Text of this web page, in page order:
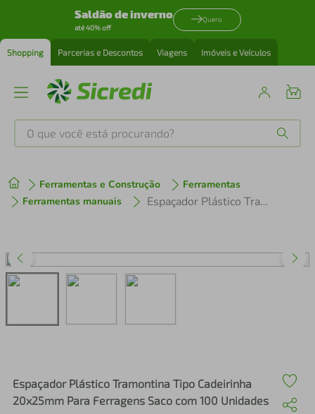
Saldão de inverno
até 40% off
Quero
Shopping Parcerias e Descontos Viagens Imóveis e Veículos
O que você está procurando?
Ferramentas e Construção
Ferramentas
Ferramentas manuais
Espaçador Plástico Tramontina Tipo Cadeirinha 20x25mm Para Ferragens Saco com 100 Unidades
Espaçador Plástico Tramontina Tipo Cadeirinha
20x25mm Para Ferragens Saco com 100 Unidades
1º tenis
3º perfume